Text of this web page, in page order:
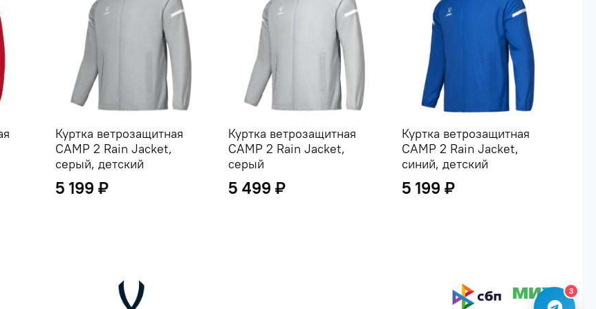
Куртка ветрозащитная
CAMP 2 Rain Jacket,
серый, детский
5 199 ₽
Куртка ветрозащитная
CAMP 2 Rain Jacket,
серый
5 499 ₽
Куртка ветрозащитная
CAMP 2 Rain Jacket,
синий, детский
5 199 ₽
3